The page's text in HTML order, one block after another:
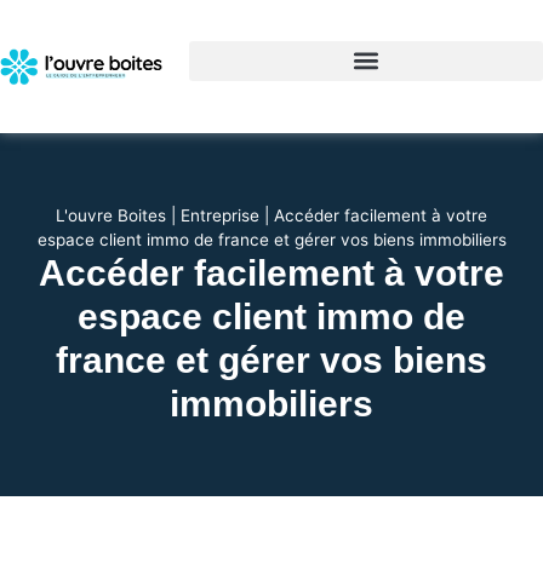
L'ouvre Boites Entreprise
Accéder facilement à votre
espace client immo de france et gérer vos biens immobiliers
Accéder facilement à votre
espace client immo de
france et gérer vos biens
immobiliers